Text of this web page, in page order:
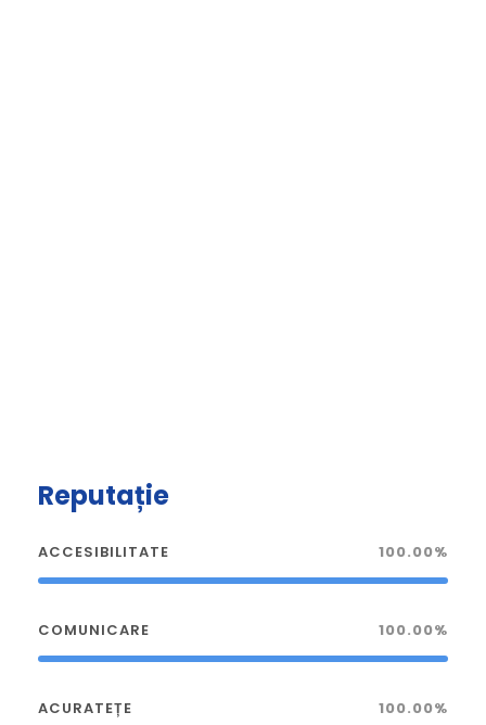
Reputație
ACCESIBILITATE 100.00%
COMUNICARE 100.00%
ACURATEȚE 100.00%